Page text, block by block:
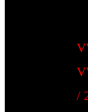
/